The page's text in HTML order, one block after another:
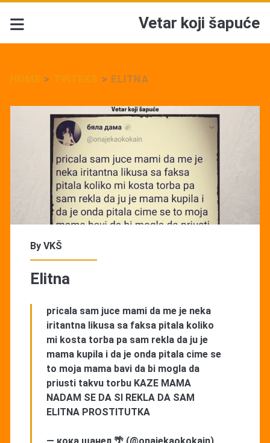
Vetar koji šapuće
> > ELITNA
By VKŠ
Elitna
pricala sam juce mami da me je neka
iritantna likusa sa faksa pitala koliko
mi kosta torba pa sam rekla da ju je
mama kupila i da je onda pitala cime se
to moja mama bavi da bi mogla da
priusti takvu torbu KAZE MAMA
NADAM SE DA SI REKLA DA SAM
ELITNA PROSTITUTKA